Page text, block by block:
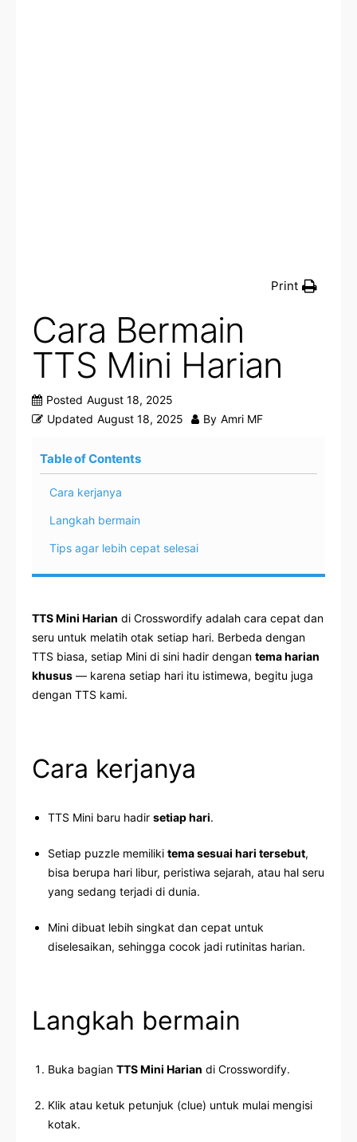
Print
Cara Bermain
TTS Mini Harian
Posted August 18, 2025
Updated August 18, 2025 By Amri MF
Table of Contents
Cara kerjanya
Langkah bermain
Tips agar lebih cepat selesai
TTS Mini Harian di Crosswordify adalah cara cepat dan
seru untuk melatih otak setiap hari. Berbeda dengan
TTS biasa, setiap Mini di sini hadir dengan tema harian
khusus — karena setiap hari itu istimewa, begitu juga
dengan TTS kami.
Cara kerjanya
TTS Mini baru hadir setiap hari.
Setiap puzzle memiliki tema sesuai hari tersebut,
bisa berupa hari libur, peristiwa sejarah, atau hal seru
yang sedang terjadi di dunia.
Mini dibuat lebih singkat dan cepat untuk
diselesaikan, sehingga cocok jadi rutinitas harian.
Langkah bermain
Buka bagian TTS Mini Harian di Crosswordify.
Klik atau ketuk petunjuk (clue) untuk mulai mengisi
kotak.